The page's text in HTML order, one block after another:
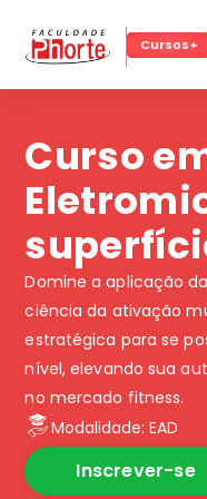
Cursos+
Curso
Domine a aplicação
ciência da ativação
estratégica para se
nível, elevando sua
no mercado fitness.
Modalidade: EAD
Inscrever-se